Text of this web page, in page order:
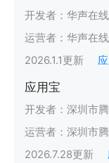
开发者： 华声在
运营者： 华声在
2026.1.1更新
应用宝
开发者： 深圳市
运营者： 深圳市
2026.7.28更新